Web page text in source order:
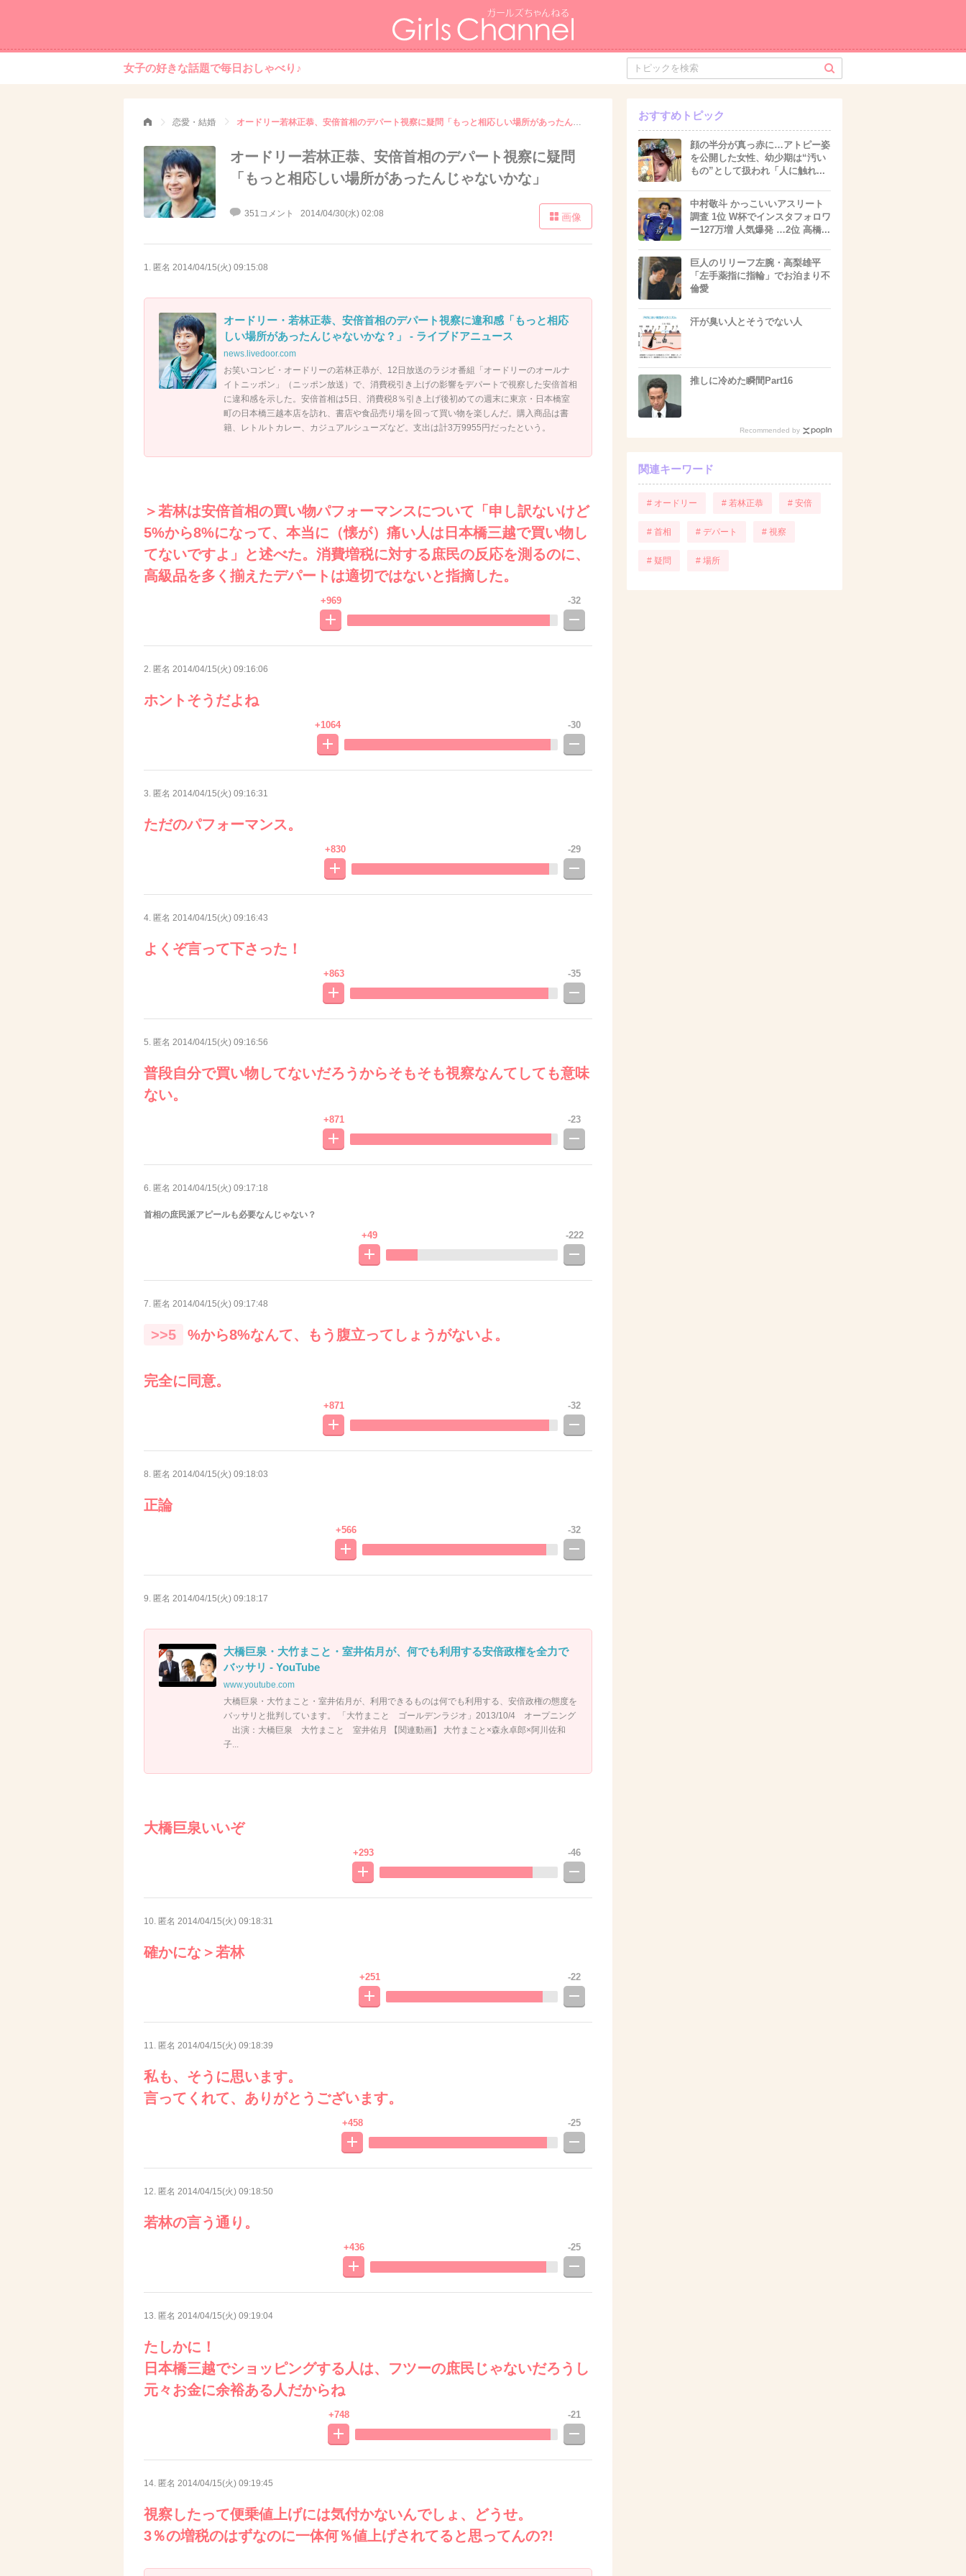
女子の好きな話題で毎日おしゃべり♪
恋愛・結婚 オードリー若林正恭、安倍首相のデパート視察に疑問「もっと相応しい場所があったんじゃないかな」
オードリー若林正恭、安倍首相のデパート視察に疑問
「もっと相応しい場所があったんじゃないかな」
351コメント 2014/04/30(水) 02:08 画像
1. 匿名 2014/04/15(火) 09:15:08
オードリー・若林正恭、安倍首相のデパート視察に違和感「もっと相応
しい場所があったんじゃないかな？」 - ライブドアニュース
news.livedoor.com
お笑いコンビ・オードリーの若林正恭が、12日放送のラジオ番組「オードリーのオールナ
イトニッポン」（ニッポン放送）で、消費税引き上げの影響をデパートで視察した安倍首相
に違和感を示した。安倍首相は5日、消費税8％引き上げ後初めての週末に東京・日本橋室
町の日本橋三越本店を訪れ、書店や食品売り場を回って買い物を楽しんだ。購入商品は書
籍、レトルトカレー、カジュアルシューズなど。支出は計3万9955円だったという。
＞若林は安倍首相の買い物パフォーマンスについて「申し訳ないけど
5%から8%になって、本当に（懐が）痛い人は日本橋三越で買い物し
てないですよ」と述べた。消費増税に対する庶民の反応を測るのに、
高級品を多く揃えたデパートは適切ではないと指摘した。
+969 -32
2. 匿名 2014/04/15(火) 09:16:06
ホントそうだよね
+1064 -30
3. 匿名 2014/04/15(火) 09:16:31
ただのパフォーマンス。
+830 -29
4. 匿名 2014/04/15(火) 09:16:43
よくぞ言って下さった！
+863 -35
5. 匿名 2014/04/15(火) 09:16:56
普段自分で買い物してないだろうからそもそも視察なんてしても意味
ない。
+871 -23
6. 匿名 2014/04/15(火) 09:17:18
首相の庶民派アピールも必要なんじゃない？
+49 -222
7. 匿名 2014/04/15(火) 09:17:48
>>5 %から8%なんて、もう腹立ってしょうがないよ。
完全に同意。
+871 -32
8. 匿名 2014/04/15(火) 09:18:03
正論
+566 -32
9. 匿名 2014/04/15(火) 09:18:17
大橋巨泉・大竹まこと・室井佑月が、何でも利用する安倍政権を全力で
バッサリ - YouTube
www.youtube.com
大橋巨泉・大竹まこと・室井佑月が、利用できるものは何でも利用する、安倍政権の態度を
バッサリと批判しています。 「大竹まこと ゴールデンラジオ」2013/10/4 オープニング
出演：大橋巨泉 大竹まこと 室井佑月 【関連動画】 大竹まこと×森永卓郎×阿川佐和
子...
大橋巨泉いいぞ
+293 -46
10. 匿名 2014/04/15(火) 09:18:31
確かにな＞若林
+251 -22
11. 匿名 2014/04/15(火) 09:18:39
私も、そうに思います。
言ってくれて、ありがとうございます。
+458 -25
12. 匿名 2014/04/15(火) 09:18:50
若林の言う通り。
+436 -25
13. 匿名 2014/04/15(火) 09:19:04
たしかに！
日本橋三越でショッピングする人は、フツーの庶民じゃないだろうし
元々お金に余裕ある人だからね
+748 -21
14. 匿名 2014/04/15(火) 09:19:45
視察したって便乗値上げには気付かないんでしょ、どうせ。
3％の増税のはずなのに一体何％値上げされてると思ってんの?!
おすすめトピック
顔の半分が真っ赤に…アトピー姿
を公開した女性、幼少期は“汚い
もの”として扱われ「人に触れ...
中村敬斗 かっこいいアスリート
調査 1位 W杯でインスタフォロワ
ー127万増 人気爆発 …2位 高橋...
巨人のリリーフ左腕・高梨雄平
「左手薬指に指輪」でお泊まり不
倫愛
汗が臭い人とそうでない人
推しに冷めた瞬間Part16
Recommended by
関連キーワード
# オードリー # 若林正恭 # 安倍
# 首相 # デパート # 視察
# 疑問 # 場所